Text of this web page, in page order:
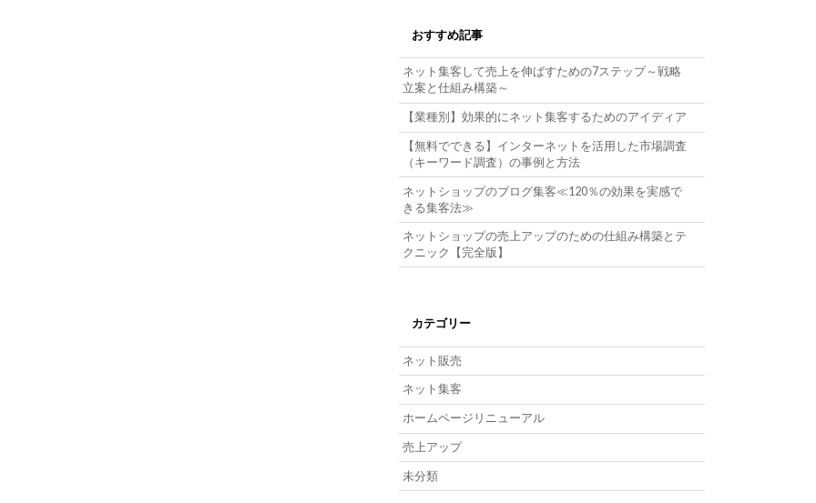
おすすめ記事
ネット集客して売上を伸ばすための7ステップ～戦略
立案と仕組み構築～
【業種別】効果的にネット集客するためのアイディア
【無料でできる】インターネットを活用した市場調査
（キーワード調査）の事例と方法
ネットショップのブログ集客≪120％の効果を実感で
きる集客法≫
ネットショップの売上アップのための仕組み構築とテ
クニック【完全版】
カテゴリー
ネット販売
ネット集客
ホームページリニューアル
売上アップ
未分類